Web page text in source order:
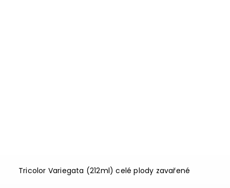
Tricolor Variegata (212ml) celé plody zavařené